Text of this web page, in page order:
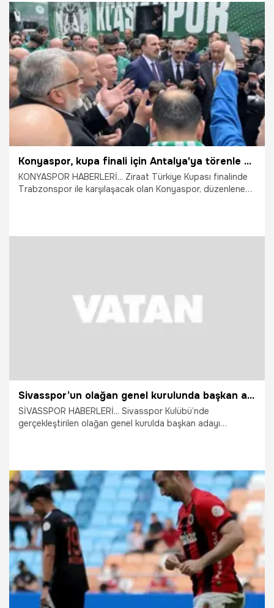
21.05.2026 Kocaeli
Konyaspor, kupa finali için Antalya'ya törenle uğurlandı
KONYASPOR HABERLERİ... Ziraat Türkiye Kupası finalinde
Trabzonspor ile karşılaşacak olan Konyaspor, düzenlenen
Sivasspor’un olağan genel kurulunda başkan adayı çıkmadı!
SİVASSPOR HABERLERİ... Sivasspor Kulübü’nde
gerçekleştirilen olağan genel kurulda başkan adayı
19.05.2026 Vatan TV